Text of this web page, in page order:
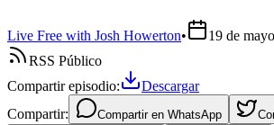
Live Free with Josh Howerton• 19 de
RSS Público
Compartir episodio:
Descargar
Compartir:
Compartir en WhatsApp